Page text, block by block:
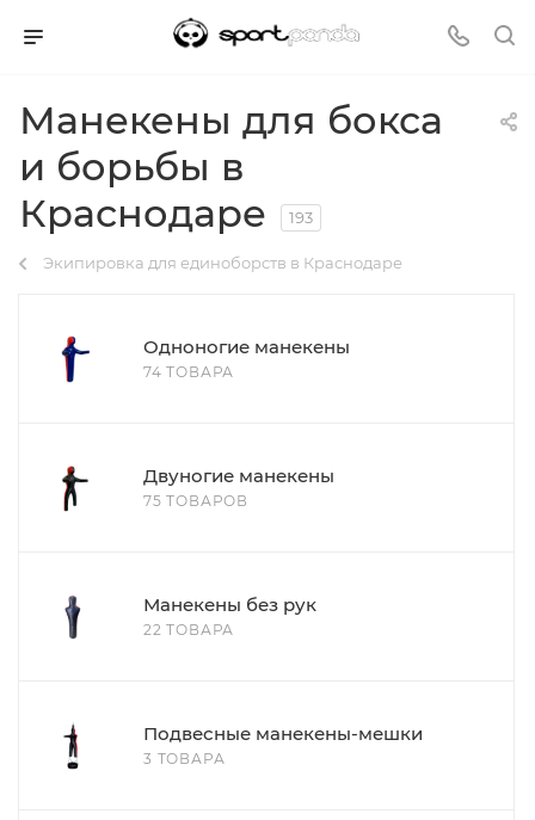
Манекены для бокса
и борьбы в
Краснодаре
193
Экипировка для единоборств в Краснодаре
Одноногие манекены
74 ТОВАРА
Двуногие манекены
75 ТОВАРОВ
Манекены без рук
22 ТОВАРА
Подвесные манекены-мешки
3 ТОВАРА